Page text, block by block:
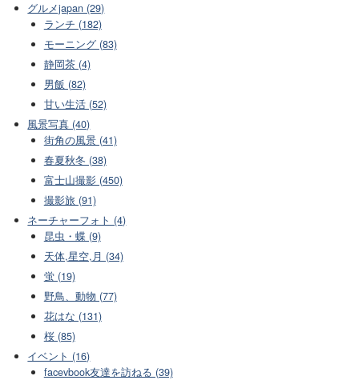
グルメjapan (29)
ランチ (182)
モーニング (83)
静岡茶 (4)
男飯 (82)
甘い生活 (52)
風景写真 (40)
街角の風景 (41)
春夏秋冬 (38)
富士山撮影 (450)
撮影旅 (91)
ネーチャーフォト (4)
昆虫・蝶 (9)
天体,星空,月 (34)
蛍 (19)
野鳥、動物 (77)
花はな (131)
桜 (85)
イベント (16)
facevbook友達を訪ねる (39)